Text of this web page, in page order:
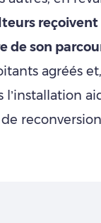
de son
agréés
l’installation